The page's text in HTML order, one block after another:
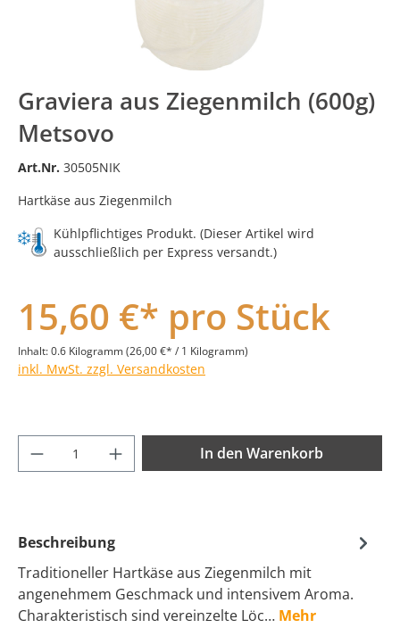
Graviera aus Ziegenmilch (600g)
Metsovo
Art.Nr. 30505NIK
Hartkäse aus Ziegenmilch
Kühlpflichtiges Produkt. (Dieser Artikel wird
ausschließlich per Express versandt.)
15,60 €* pro Stück
Inhalt:0.6 Kilogramm(26,00 €* / 1 Kilogramm)
inkl. MwSt. zzgl. Versandkosten
Produkt Anzahl: Gib den gewünschten
In den Warenkorb
Beschreibung
Traditioneller Hartkäse aus Ziegenmilch mit
angenehmem Geschmack und intensivem Aroma.
Charakteristisch sind vereinzelte Löc… Mehr